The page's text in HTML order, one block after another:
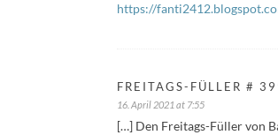
https://
FREITAGS-FÜLLER #
16. April 2021 at 7:55
[…] Den Freitags-Füller von